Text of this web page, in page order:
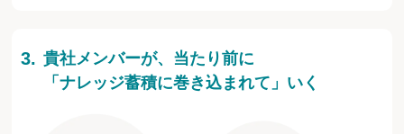
貴社メンバーが、当たり前に
「ナレッジ蓄積に巻き込まれて」いく